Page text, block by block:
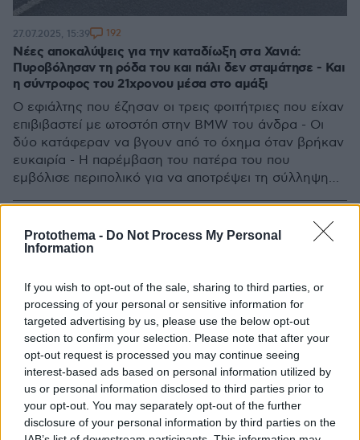
Protothema - Do Not Process My Personal
Information
If you wish to opt-out of the sale, sharing to third parties, or
processing of your personal or sensitive information for
targeted advertising by us, please use the below opt-out
section to confirm your selection. Please note that after your
opt-out request is processed you may continue seeing
interest-based ads based on personal information utilized by
us or personal information disclosed to third parties prior to
your opt-out. You may separately opt-out of the further
disclosure of your personal information by third parties on the
Νέες αποκαλύψεις για την καταδίωξη στα Χανιά:
Πυροβόλησαν τη ρόδα του και πάλι δεν σταμάτησε - Και
η σύντροφος του 21χρονου μέσα στο αμάξι
Ο εφιάλτης που έζησαν οι τρεις φοιτήτριες που είχαν
επιβιβαστεί με ωτοστόπ στην BMW του άνδρα - Οι
δύο κατάφεραν να βγουν από το όχημα όταν βρήκαν
ευκαιρία - Η παρέμβαση του πατέρα του που
εμβόλισε περιπολικό για να αποτρέψει τη σύλληψη
27.07.2025, 15:39 192